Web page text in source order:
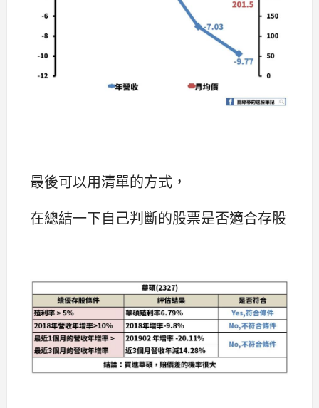
最後可以用清單的方式，
在總結一下自己判斷的股票是否適合存股